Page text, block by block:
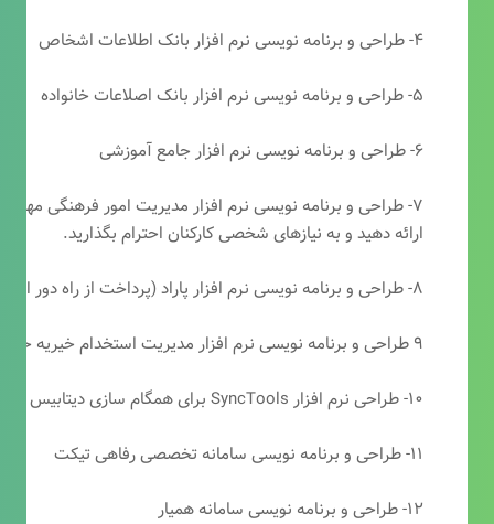
۴- طراحی و برنامه نویسی نرم افزار بانک اطلاعات اشخاص
۵- طراحی و برنامه نویسی نرم افزار بانک اصلاعات خانواده
۶- طراحی و برنامه نویسی نرم افزار جامع آموزشی
۷- طراحی و برنامه نویسی نرم افزار مدیریت امور فرهنگی
ارائه دهید و به نیازهای شخصی کارکنان احترام بگذارید.
۸- طراحی و برنامه نویسی نرم افزار پاراد (پرداخت از راه دور انجمن مددکاری امام زمان(عج))
۹ طراحی و برنامه نویسی نرم افزار مدیریت استخدام خیریه حضرت ابوالفضل (ع)
۱۰- طراحی نرم افزار SyncTools برای همگام سازی دیتابیس های SQL Server
۱۱- طراحی و برنامه نویسی سامانه تخصصی رفاهی تیکت
۱۲- طراحی و برنامه نویسی سامانه همیار